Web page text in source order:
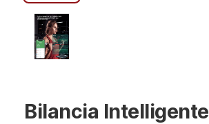
Bilancia Intelligente